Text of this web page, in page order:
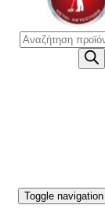
Products
search
Toggle navigation